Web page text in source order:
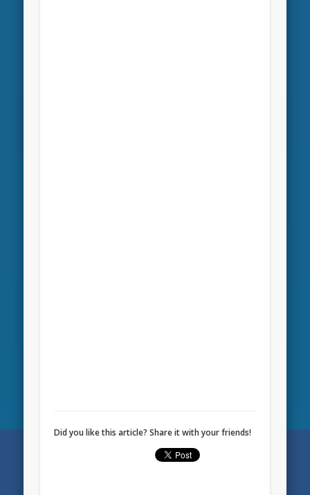
Did you like this article? Share it with your friends!